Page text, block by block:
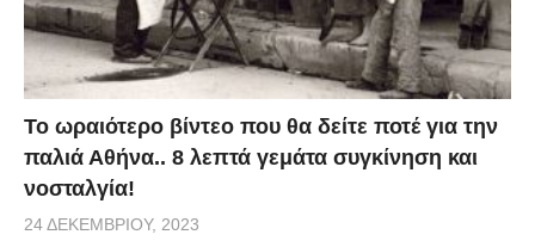
Το ωραιότερο βίντεο που θα δείτε ποτέ για την
παλιά Αθήνα.. 8 λεπτά γεμάτα συγκίνηση και
νοσταλγία!
24 ΔΕΚΕΜΒΡΊΟΥ, 2023